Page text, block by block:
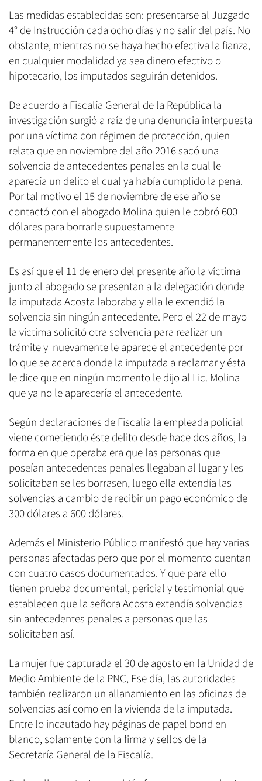
Las medidas establecidas son: presentarse al Juzgado
4° de Instrucción cada ocho días y no salir del país. No
obstante, mientras no se haya hecho efectiva la fianza,
en cualquier modalidad ya sea dinero efectivo o
hipotecario, los imputados seguirán detenidos.
De acuerdo a Fiscalía General de la República la
investigación surgió a raíz de una denuncia interpuesta
por una víctima con régimen de protección, quien
relata que en noviembre del año 2016 sacó una
solvencia de antecedentes penales en la cual le
aparecía un delito el cual ya había cumplido la pena.
Por tal motivo el 15 de noviembre de ese año se
contactó con el abogado Molina quien le cobró 600
dólares para borrarle supuestamente
permanentemente los antecedentes.
Es así que el 11 de enero del presente año la víctima
junto al abogado se presentan a la delegación donde
la imputada Acosta laboraba y ella le extendió la
solvencia sin ningún antecedente. Pero el 22 de mayo
la víctima solicitó otra solvencia para realizar un
trámite y nuevamente le aparece el antecedente por
lo que se acerca donde la imputada a reclamar y ésta
le dice que en ningún momento le dijo al Lic. Molina
que ya no le aparecería el antecedente.
Según declaraciones de Fiscalía la empleada policial
viene cometiendo éste delito desde hace dos años, la
forma en que operaba era que las personas que
poseían antecedentes penales llegaban al lugar y les
solicitaban se les borrasen, luego ella extendía las
solvencias a cambio de recibir un pago económico de
300 dólares a 600 dólares.
Además el Ministerio Público manifestó que hay varias
personas afectadas pero que por el momento cuentan
con cuatro casos documentados. Y que para ello
tienen prueba documental, pericial y testimonial que
establecen que la señora Acosta extendía solvencias
sin antecedentes penales a personas que las
solicitaban así.
La mujer fue capturada el 30 de agosto en la Unidad de
Medio Ambiente de la PNC, Ese día, las autoridades
también realizaron un allanamiento en las oficinas de
solvencias así como en la vivienda de la imputada.
Entre lo incautado hay páginas de papel bond en
blanco, solamente con la firma y sellos de la
Secretaría General de la Fiscalía.